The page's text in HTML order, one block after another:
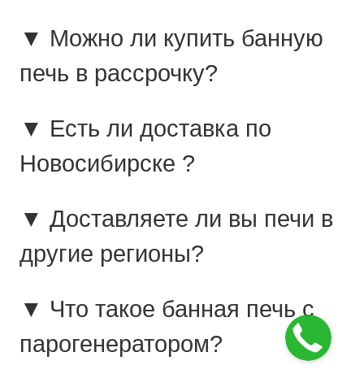
▼ Можно ли купить банную
печь в рассрочку?
▼ Есть ли доставка по
Новосибирске ?
▼ Доставляете ли вы печи в
другие регионы?
▼ Что такое банная печь с
парогенератором?